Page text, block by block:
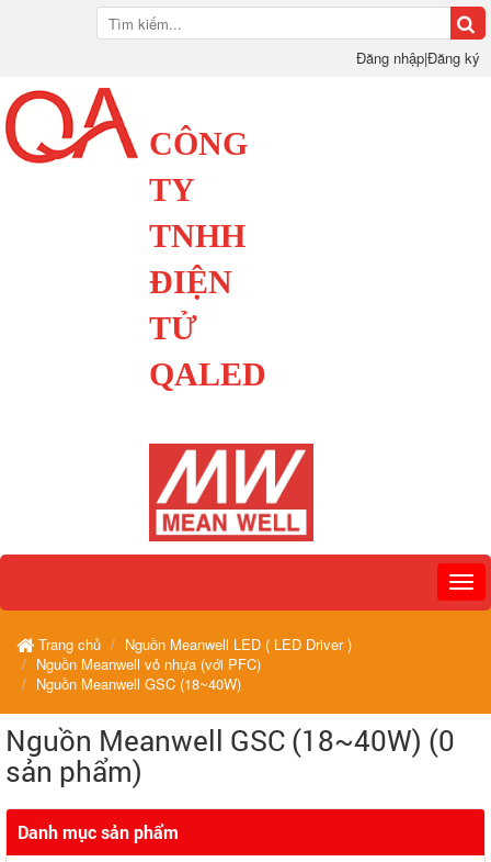
Đăng nhập|Đăng ký
CÔNG
TY
TNHH
ĐIỆN
TỬ
QALED
Trang chủ
Nguồn Meanwell LED ( LED Driver )
Nguồn Meanwell vỏ nhựa (với PFC)
Nguồn Meanwell GSC (18~40W)
Nguồn Meanwell GSC (18~40W) (0
sản phẩm)
Danh mục sản phẩm